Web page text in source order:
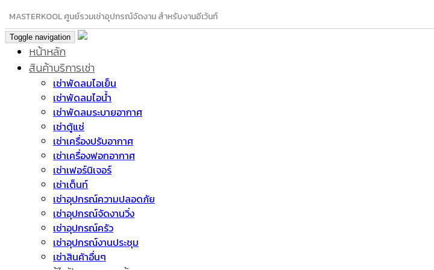
MASTERKOOL ศูนย์รวมเช่าอุปกรณ์จัดงาน สำหรับงานอีเว้นท์
Toggle navigation
หน้าหลัก
สินค้าบริการเช่า
เช่าพัดลมไอเย็น
เช่าพัดลมไอน้ำ
เช่าพัดลมระบายอากาศ
เช่าตู้แช่
เช่าเครื่องปรับอากาศ
เช่าเครื่องฟอกอากาศ
เช่าเฟอร์นิเจอร์
เช่าเต็นท์
เช่าอุปกรณ์ความปลอดภัย
เช่าอุปกรณ์จัดงานวิ่ง
เช่าอุปกรณ์ครัว
เช่าอุปกรณ์งานประชุม
เช่าสินค้าอื่นๆ